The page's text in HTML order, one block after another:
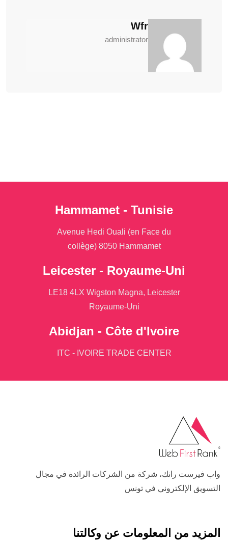
Wfr
administrator
Hammamet - Tunisie
Avenue Hedi Ouali (en Face du
collège) 8050 Hammamet
Leicester - Royaume-Uni
LE18 4LX Wigston Magna, Leicester
Royaume-Uni
Abidjan - Côte d'Ivoire
ITC - IVOIRE TRADE CENTER
واب فيرست رانك، شركة من الشركات الرائدة في مجال
التسويق الإلكتروني في تونس
المزيد من المعلومات عن وكالتنا